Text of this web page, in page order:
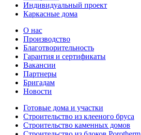
Индивидуальный проект
Каркасные дома
О нас
Производство
Благотворительность
Гарантия и сертификаты
Вакансии
Партнеры
Бригадам
Новости
Готовые дома и участки
Строительство из клееного бруса
Строительство каменных домов